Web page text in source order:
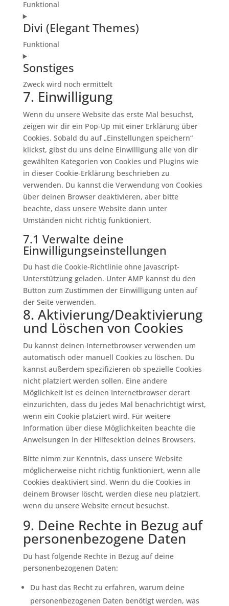
analytics
Funktional
Consent
to
service
Divi (Elegant Themes)
Funktional
Consent
to
service
divi-
(elegant-
themes)
Sonstiges
Zweck wird noch ermittelt
Consent
service
sonstiges
7. Einwilligung
Wenn du unsere Website das erste Mal besuchst,
zeigen wir dir ein Pop-Up mit einer Erklärung über
Cookies. Sobald du auf „Einstellungen speichern“
klickst, gibst du uns deine Einwilligung alle von dir
gewählten Kategorien von Cookies und Plugins wie
in dieser Cookie-Erklärung beschrieben zu
verwenden. Du kannst die Verwendung von Cookies
über deinen Browser deaktivieren, aber bitte
beachte, dass unsere Website dann unter
Umständen nicht richtig funktioniert.
7.1 Verwalte deine
Einwilligungseinstellungen
Du hast die Cookie-Richtlinie ohne Javascript-
Unterstützung geladen. Unter AMP kannst du den
Button zum Zustimmen der Einwilligung unten auf
der Seite verwenden.
8. Aktivierung/Deaktivierung
und Löschen von Cookies
Du kannst deinen Internetbrowser verwenden um
automatisch oder manuell Cookies zu löschen. Du
kannst außerdem spezifizieren ob spezielle Cookies
nicht platziert werden sollen. Eine andere
Möglichkeit ist es deinen Internetbrowser derart
einzurichten, dass du jedes Mal benachrichtigt wirst,
wenn ein Cookie platziert wird. Für weitere
Information über diese Möglichkeiten beachte die
Anweisungen in der Hilfesektion deines Browsers.
Bitte nimm zur Kenntnis, dass unsere Website
möglicherweise nicht richtig funktioniert, wenn alle
Cookies deaktiviert sind. Wenn du die Cookies in
deinem Browser löscht, werden diese neu platziert,
wenn du unsere Website erneut besuchst.
9. Deine Rechte in Bezug auf
personenbezogene Daten
Du hast folgende Rechte in Bezug auf deine
personenbezogenen Daten:
Du hast das Recht zu erfahren, warum deine
personenbezogenen Daten benötigt werden, was